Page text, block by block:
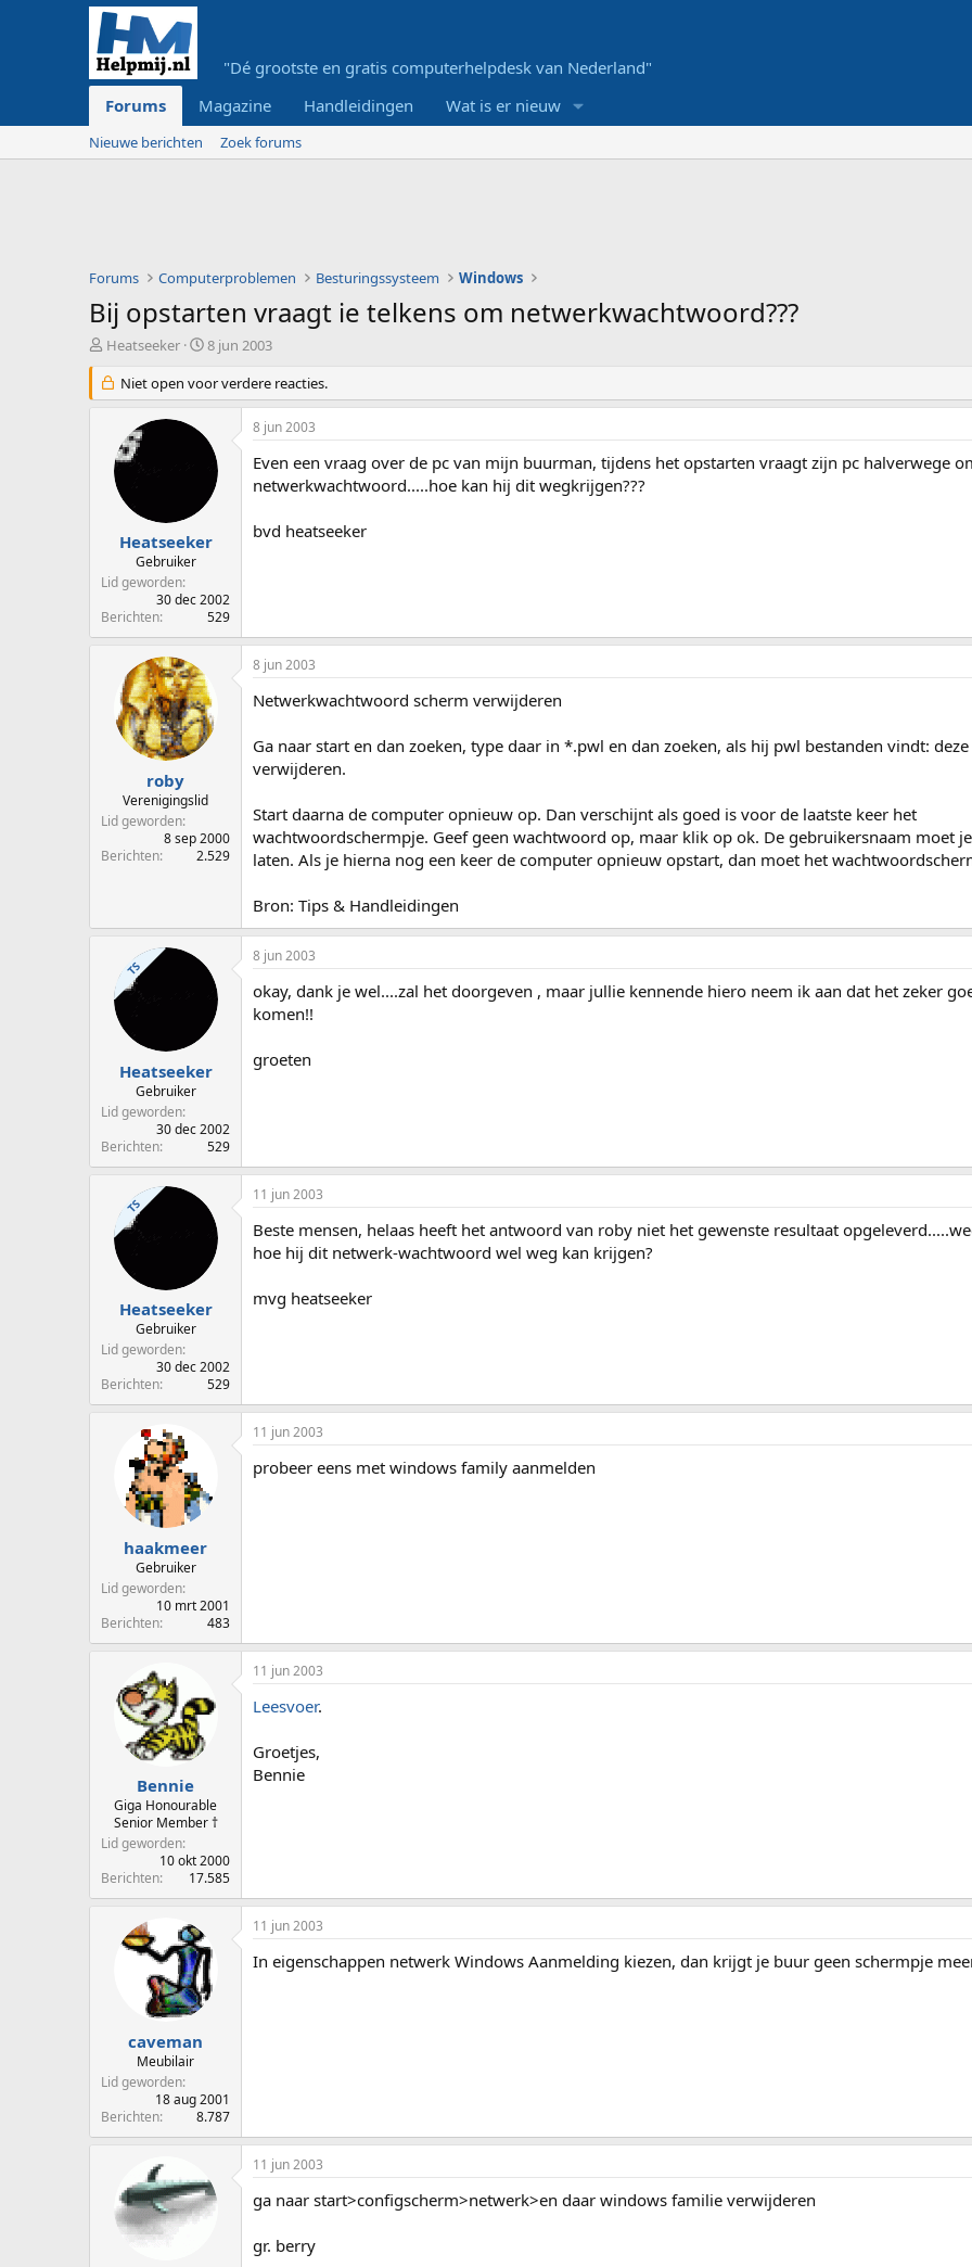
"Dé grootste en gratis computerhelpdesk van Nederland"
Forums
Magazine Handleidingen Wat is er nieuw
Nieuwe berichten Zoek forums
Forums Computerproblemen Besturingssysteem Windows
Bij opstarten vraagt ie telkens om netwerkwachtwoord???
O
d
e
r
e
r
Heatseeker
S
a
r
d
u
8 jun 2003
Niet open voor verdere reacties.
Heatseeker
Gebruiker
Lid geworden
30 dec 2002
Berichten
529
8 jun 2003
Even een vraag over de pc van mijn buurman, tijdens het opstarten vraagt zijn pc halverwege
netwerkwachtwoord.....hoe kan hij dit wegkrijgen???
bvd heatseeker
roby
Verenigingslid
Lid geworden
8 sep 2000
Berichten
2.529
8 jun 2003
Netwerkwachtwoord scherm verwijderen
Ga naar start en dan zoeken, type daar in *.pwl en dan zoeken, als hij pwl bestanden vindt: deze
verwijderen.
Start daarna de computer opnieuw op. Dan verschijnt als goed is voor de laatste keer het
wachtwoordschermpje. Geef geen wachtwoord op, maar klik op ok. De gebruikersnaam moet
laten. Als je hierna nog een keer de computer opnieuw opstart, dan moet het
Bron: Tips & Handleidingen
TS
Heatseeker
Gebruiker
Lid geworden
30 dec 2002
Berichten
529
8 jun 2003
okay, dank je wel....zal het doorgeven , maar jullie kennende hiero neem ik aan dat het zeker
komen!!
groeten
TS
Heatseeker
Gebruiker
Lid geworden
30 dec 2002
Berichten
529
11 jun 2003
Beste mensen, helaas heeft het antwoord van roby niet het gewenste resultaat
hoe hij dit netwerk-wachtwoord wel weg kan krijgen?
mvg heatseeker
haakmeer
Gebruiker
Lid geworden
10 mrt 2001
Berichten
483
11 jun 2003
probeer eens met windows family aanmelden
Bennie
Giga Honourable
Senior Member †
Lid geworden
10 okt 2000
Berichten
17.585
11 jun 2003
Leesvoer.
Groetjes,
Bennie
caveman
Meubilair
Lid geworden
18 aug 2001
Berichten
8.787
11 jun 2003
In eigenschappen netwerk Windows Aanmelding kiezen, dan krijgt je buur geen schermpje
11 jun 2003
ga naar start>configscherm>netwerk>en daar windows familie verwijderen
gr. berry